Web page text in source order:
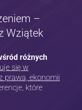
–
Wziątek
różnych
się w
prawa, ekonomii
które